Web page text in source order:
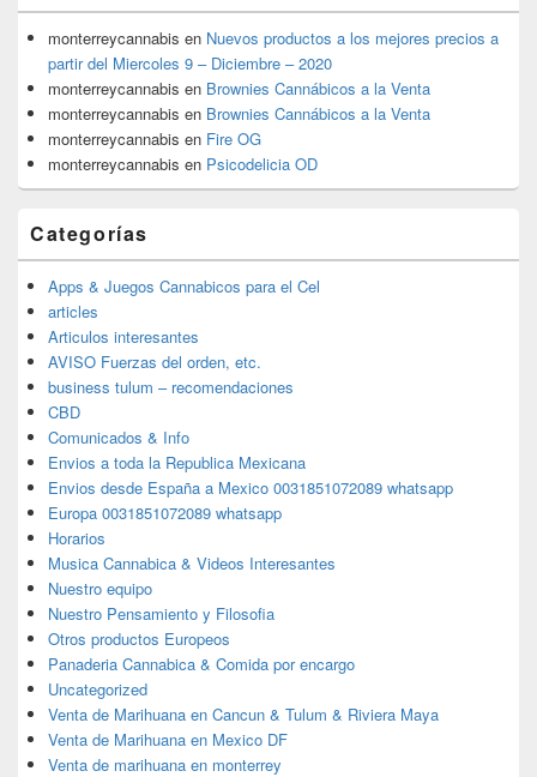
monterreycannabis en Nuevos productos a los mejores precios a
partir del Miercoles 9 – Diciembre – 2020
monterreycannabis en Brownies Cannábicos a la Venta
monterreycannabis en Brownies Cannábicos a la Venta
monterreycannabis en Fire OG
monterreycannabis en Psicodelicia OD
Categorías
Apps & Juegos Cannabicos para el Cel
articles
Articulos interesantes
AVISO Fuerzas del orden, etc.
business tulum – recomendaciones
CBD
Comunicados & Info
Envios a toda la Republica Mexicana
Envios desde España a Mexico 0031851072089 whatsapp
Europa 0031851072089 whatsapp
Horarios
Musica Cannabica & Videos Interesantes
Nuestro equipo
Nuestro Pensamiento y Filosofia
Otros productos Europeos
Panaderia Cannabica & Comida por encargo
Uncategorized
Venta de Marihuana en Cancun & Tulum & Riviera Maya
Venta de Marihuana en Mexico DF
Venta de marihuana en monterrey